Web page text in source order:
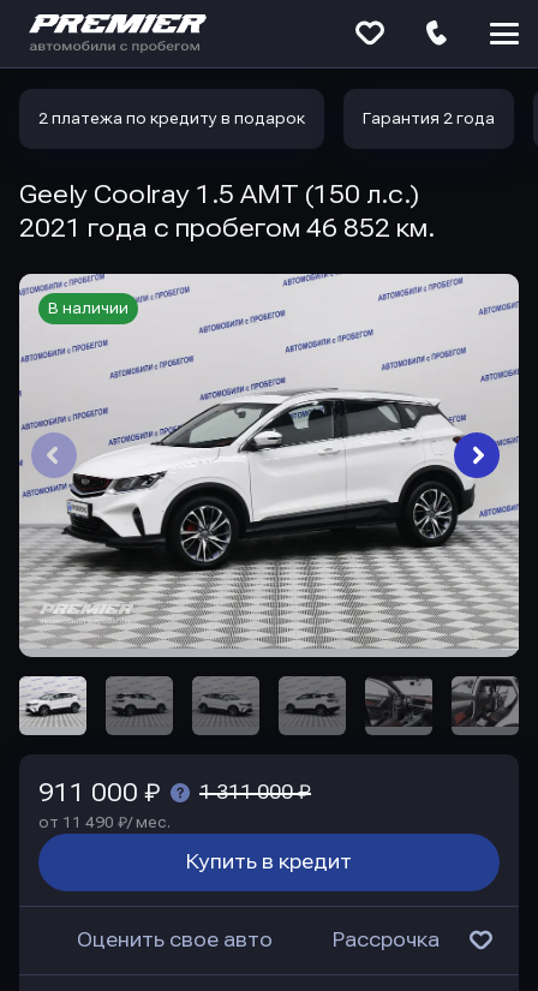
2 платежа по кредиту в подарок Гарантия 2 года
Geely Coolray 1.5 AMT (150 л.с.)
2021 года с пробегом 46 852 км.
В наличии
911 000 ₽ 1 311 000 ₽
от 11 490 ₽/ мес.
Купить в кредит
Оценить свое авто Рассрочка